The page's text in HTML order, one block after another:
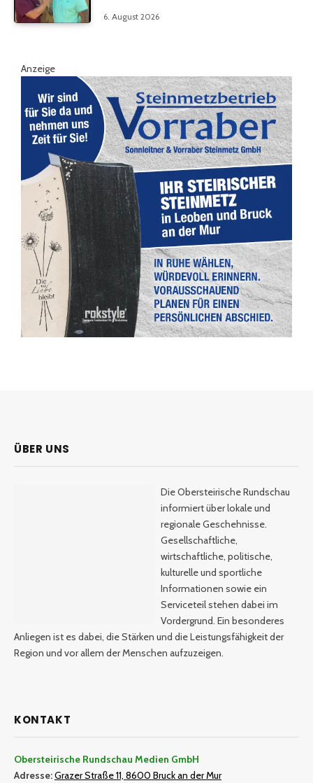
6. August 2026
Anzeige
ÜBER UNS
Die Obersteirische Rundschau
informiert über lokale und
regionale Geschehnisse.
Gesellschaftliche,
wirtschaftliche, politische,
kulturelle und sportliche
Informationen sowie ein
Serviceteil stehen dabei im
Vordergrund. Ein besonderes
Anliegen ist es dabei, die Stärken und die Leistungsfähigkeit der
Region und vor allem der Menschen aufzuzeigen.
KONTAKT
Obersteirische Rundschau Medien GmbH
Adresse:Grazer Straße 11, 8600 Bruck an der Mur